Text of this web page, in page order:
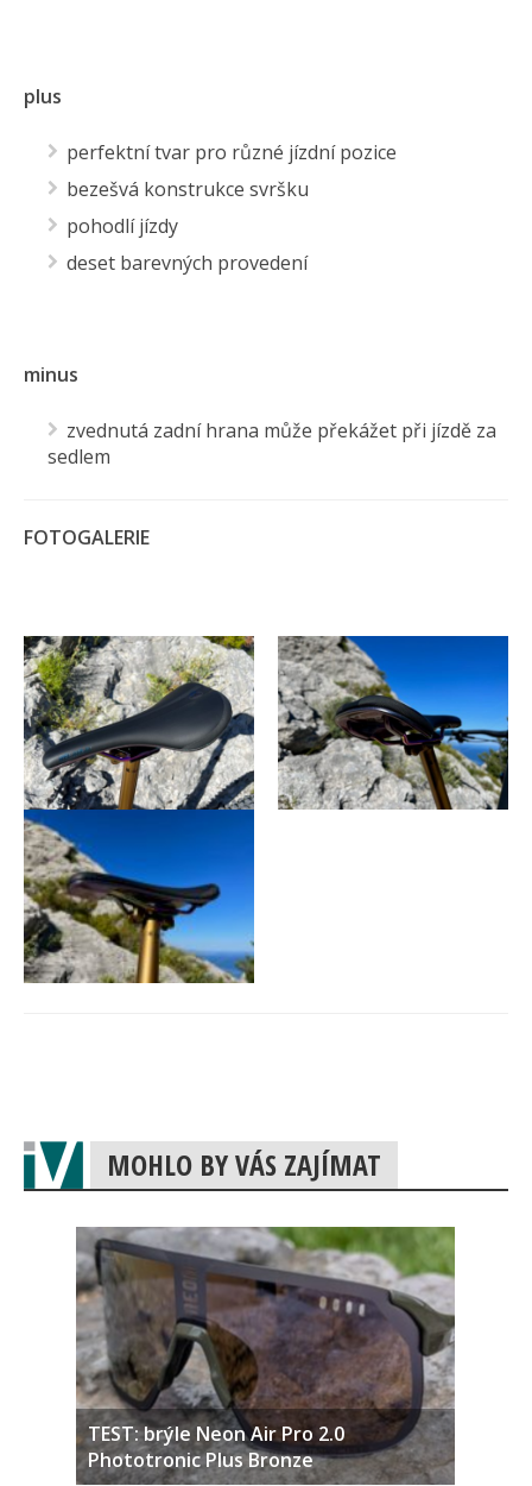
plus
perfektní tvar pro různé jízdní pozice
bezešvá konstrukce svršku
pohodlí jízdy
deset barevných provedení
minus
zvednutá zadní hrana může překážet při jízdě za
sedlem
FOTOGALERIE
MOHLO BY VÁS ZAJÍMAT
TEST: brýle Neon Air Pro 2.0
Phototronic Plus Bronze